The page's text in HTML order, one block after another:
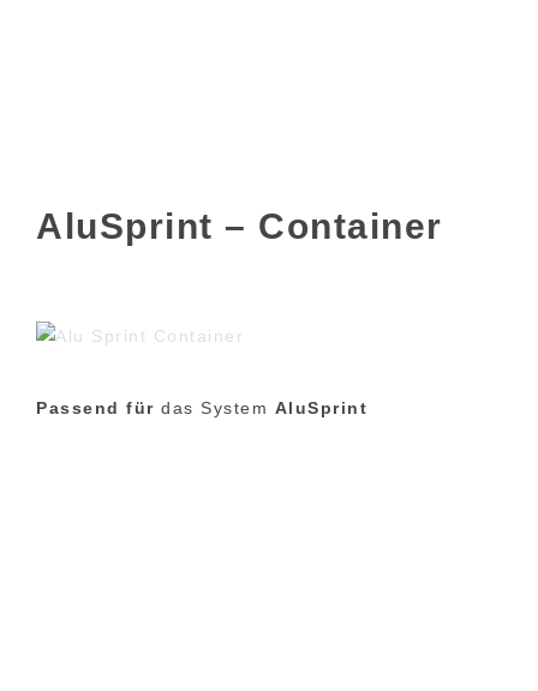
AluSprint – Container
Passend für das System AluSprint